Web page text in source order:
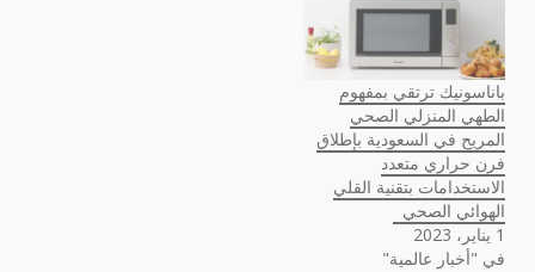
باناسونيك ترتقي بمفهوم
الطهي المنزلي الصحي
المريح في السعودية بإطلاق
فرن حراري متعدد
الاستخدامات بتقنية القلي
الهوائي الصحي
1 يناير، 2023
في "أخبار عالمية"